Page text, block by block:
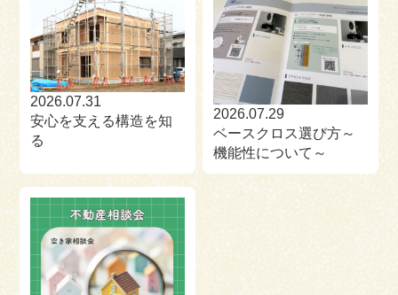
2026.07.31
安心を支える構造を知
る
2026.07.29
ベースクロス選び方～
機能性について～